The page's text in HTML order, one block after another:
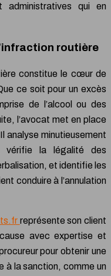
administratives qui en
routière
constitue le cœur de
ce soit pour un excès
de l’alcool ou des
l’avocat met en place
analyse minutieusement
vérifie la légalité des
et identifie les
conduire à l’annulation
représente son client
avec expertise et
pour obtenir une
à la sanction, comme un